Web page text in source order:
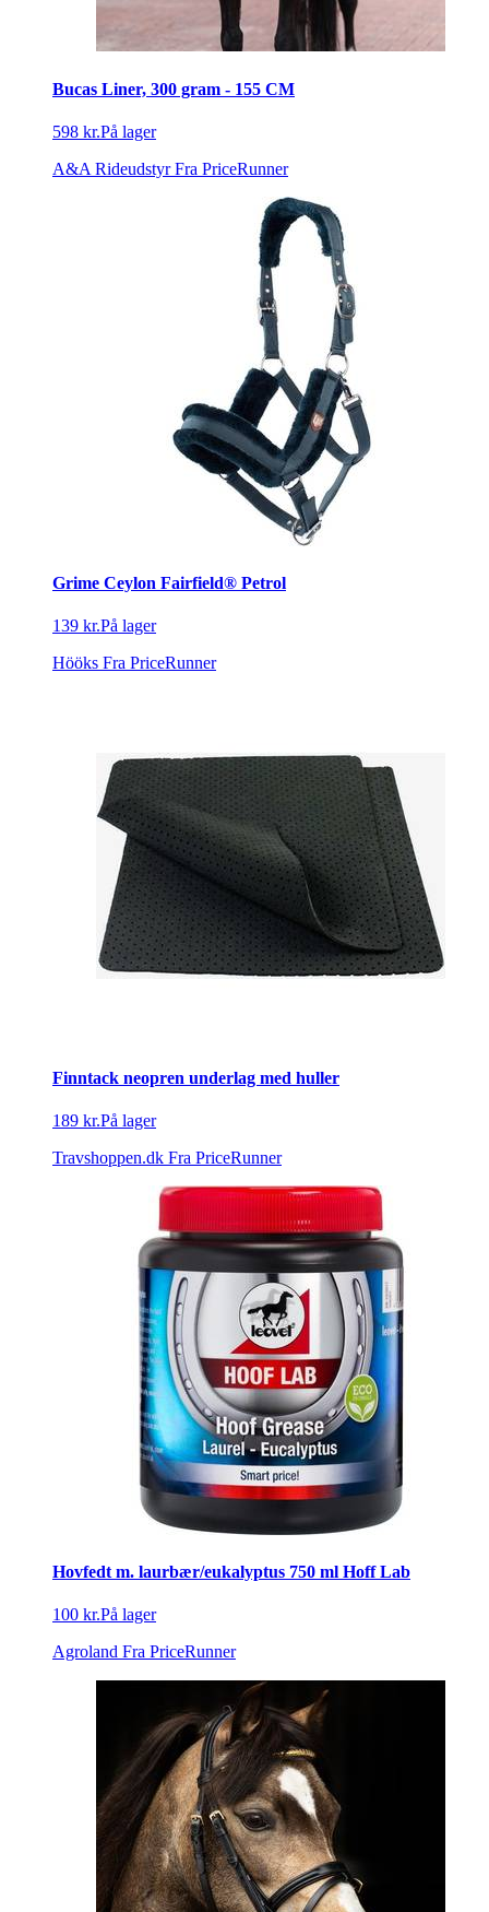
Bucas Liner, 300 gram - 155 CM
598 kr.På lager
A&A Rideudstyr Fra PriceRunner
Grime Ceylon Fairfield® Petrol
139 kr.På lager
Hööks Fra PriceRunner
Finntack neopren underlag med huller
189 kr.På lager
Travshoppen.dk Fra PriceRunner
Hovfedt m. laurbær/eukalyptus 750 ml Hoff Lab
100 kr.På lager
Agroland Fra PriceRunner